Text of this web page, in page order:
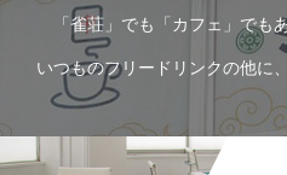
「雀荘」でも「カフェ」でも
いつものフリードリンクの他に